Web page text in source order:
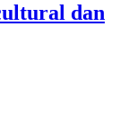
dan